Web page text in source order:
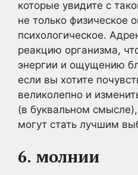
которые увидите с
не только физическое
психологическое.
реакцию организма,
энергии и ощущению
если вы хотите
великолепно и
(в буквальном
могут стать лучшим
6. молнии